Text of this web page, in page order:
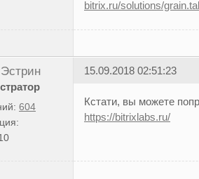
bitrix.ru/solutions/
604
15.09.2018 02:51:23
Кстати, вы можете
https://bitrixlabs.ru/